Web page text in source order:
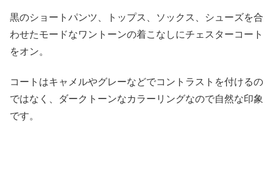
黒のショートパンツ、トップス、ソックス、シューズを合
わせたモードなワントーンの着こなしにチェスターコート
をオン。
コートはキャメルやグレーなどでコントラストを付けるの
ではなく、ダークトーンなカラーリングなので自然な印象
です。